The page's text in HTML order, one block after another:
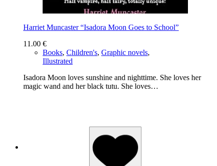
Harriet Muncaster “Isadora Moon Goes to School”
11.00 €
Books, Children's, Graphic novels,
Illustrated
Isadora Moon loves sunshine and nighttime. She loves her
magic wand and her black tutu. She loves…